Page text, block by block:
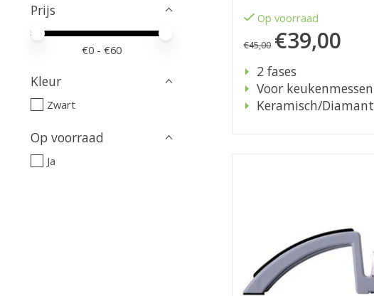
Prijs
Minimale prijswaarde
Price maximum value
€0 - €60
Kleur
Zwart
Op voorraad
Ja
Op voorraad
€45,00 €39,00
2 fases
Voor keukenmessen
Keramisch/Diamant